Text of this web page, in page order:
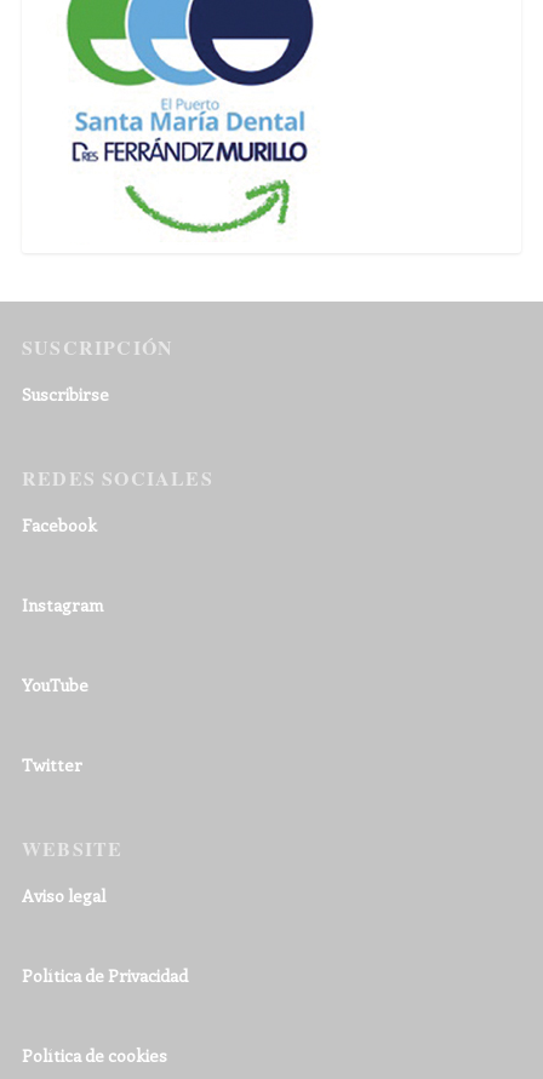
SUSCRIPCIÓN
Suscribirse
REDES SOCIALES
Facebook
Instagram
YouTube
Twitter
WEBSITE
Aviso legal
Política de Privacidad
Política de cookies